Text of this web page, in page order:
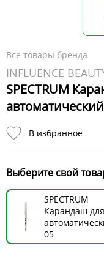
Все товары бренда
INFLUENCE
SPECTRUM
В избранное
Выберите свой
SPECTRUM
Карандаш
05